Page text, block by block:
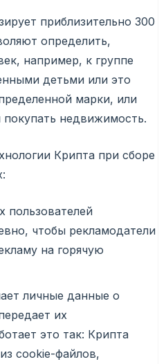
приблизительно 300
определить,
например, к группе
детьми или это
марки, или
недвижимость.
Крипта при сборе
пользователей
чтобы рекламодатели
на горячую
личные данные о
их
это так: Крипта
cookie-файлов,